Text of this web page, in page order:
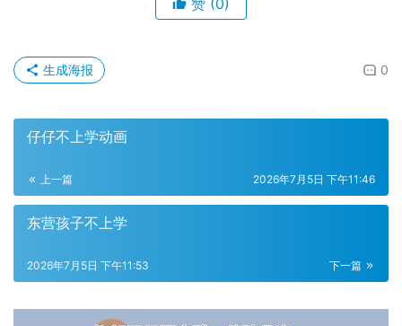
赞 (0)
0
生成海报
仔仔不上学动画
上一篇 2026年7月5日 下午11:46
东营孩子不上学
下一篇
2026年7月5日 下午11:53